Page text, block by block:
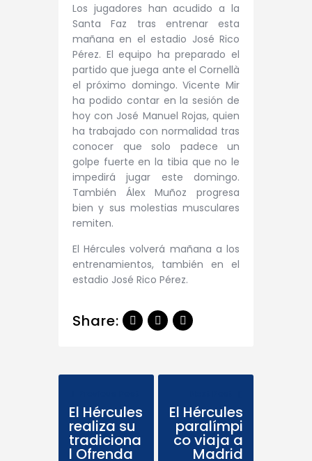
Los jugadores han acudido a la
Santa Faz tras entrenar esta
mañana en el estadio José Rico
Pérez. El equipo ha preparado el
partido que juega ante el Cornellà
el próximo domingo. Vicente Mir
ha podido contar en la sesión de
hoy con José Manuel Rojas, quien
ha trabajado con normalidad tras
conocer que solo padece un
golpe fuerte en la tibia que no le
impedirá jugar este domingo.
También Álex Muñoz progresa
bien y sus molestias musculares
remiten.
El Hércules volverá mañana a los
entrenamientos, también en el
estadio José Rico Pérez.
Share:
El Hércules
realiza su
tradiciona
l Ofrenda
El Hércules
paralímpi
co viaja a
Madrid